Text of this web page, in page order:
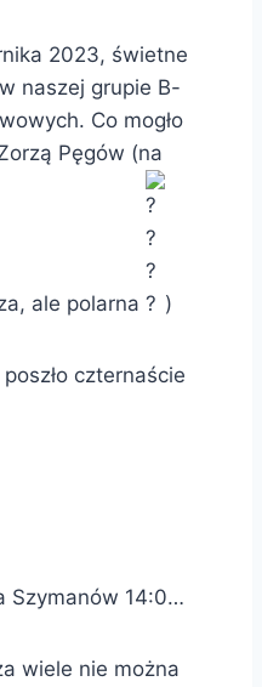
2023, świetne
naszej grupie B-
Co mogło
Pęgów (na
ale polarna )
czternaście
Szymanów 14:0…
wiele nie można